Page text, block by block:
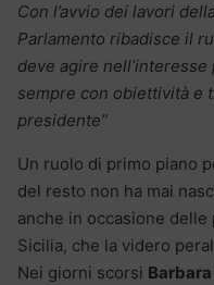
Con l’avvio dei lavori
Parlamento ribadisce il
deve agire
sempre con obiettività e
presidente”
Un ruolo di primo piano
del resto non ha mai
anche in occasione
Sicilia, che la videro
Nei giorni scorsi